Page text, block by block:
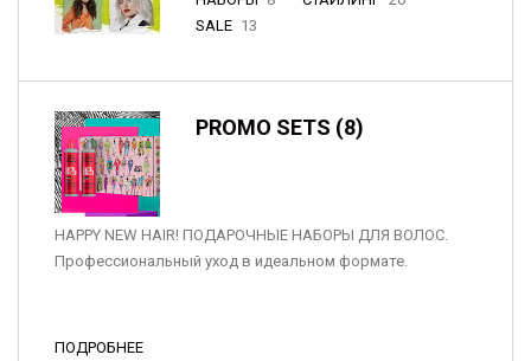
SALE 13
PROMO SETS (8)
HAPPY NEW HAIR! ПОДАРОЧНЫЕ НАБОРЫ ДЛЯ ВОЛОС.
Профессиональный уход в идеальном формате.
ПОДРОБНЕЕ